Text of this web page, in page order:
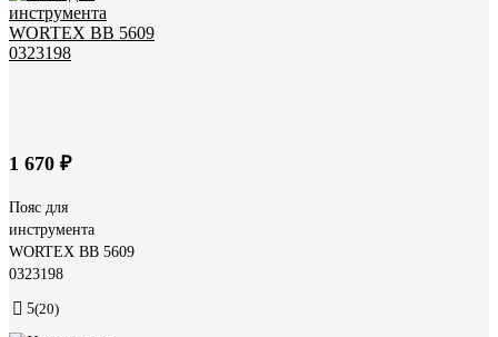
1 670 ₽
Пояс для
инструмента
WORTEX BB 5609
0323198
5(20)